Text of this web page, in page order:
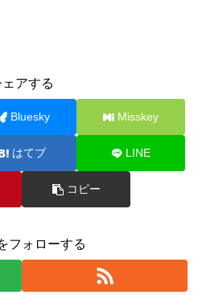
ェアする
Bluesky Misskey
はてブ LINE
コピー
フォローする